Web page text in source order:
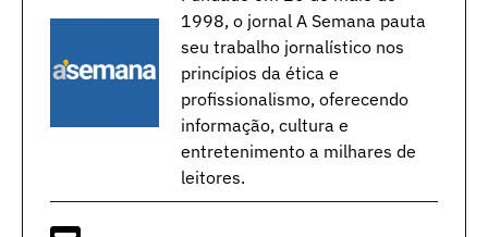
1998, o jornal A Semana pauta
seu trabalho jornalístico nos
princípios da ética e
profissionalismo, oferecendo
informação, cultura e
entretenimento a milhares de
leitores.